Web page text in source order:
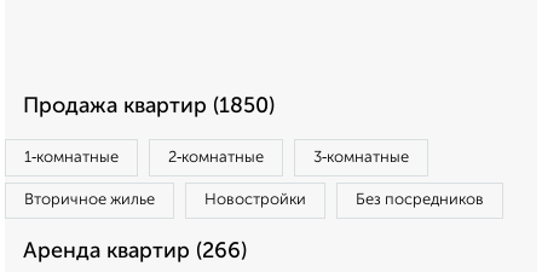
Продажа квартир (1850)
1‑комнатные 2‑комнатные 3‑комнатные
Вторичное жилье Новостройки Без посредников
Аренда квартир (266)